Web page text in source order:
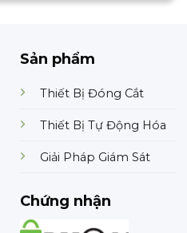
Sản phẩm
Thiết Bị Đóng Cắt
Thiết Bị Tự Động Hóa
Giải Pháp Giám Sát
Chứng nhận